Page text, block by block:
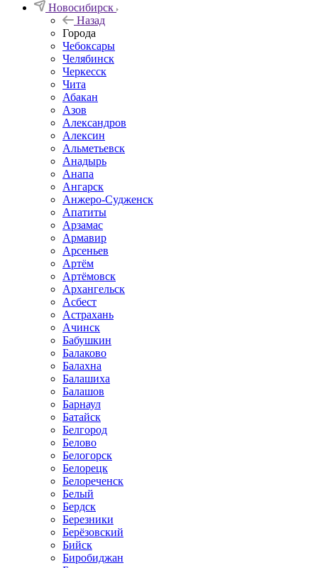
Новосибирск
Назад
Города
Чебоксары
Челябинск
Черкесск
Чита
Абакан
Азов
Александров
Алексин
Альметьевск
Анадырь
Анапа
Ангарск
Анжеро-Судженск
Апатиты
Арзамас
Армавир
Арсеньев
Артём
Артёмовск
Архангельск
Асбест
Астрахань
Ачинск
Бабушкин
Балаково
Балахна
Балашиха
Балашов
Барнаул
Батайск
Белгород
Белово
Белогорск
Белорецк
Белореченск
Белый
Бердск
Березники
Берёзовский
Бийск
Биробиджан